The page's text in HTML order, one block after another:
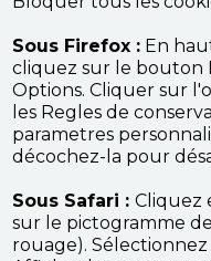
Sous Firefox : En
cliquez sur le bouton
Options. Cliquer sur
les Regles de
parametres
décochez-la pour
Sous Safari : Cliquez
sur le pictogramme
rouage).